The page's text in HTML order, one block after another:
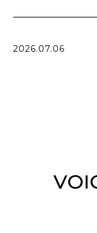
2026.07.06